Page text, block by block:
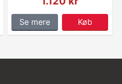
Se mere Køb